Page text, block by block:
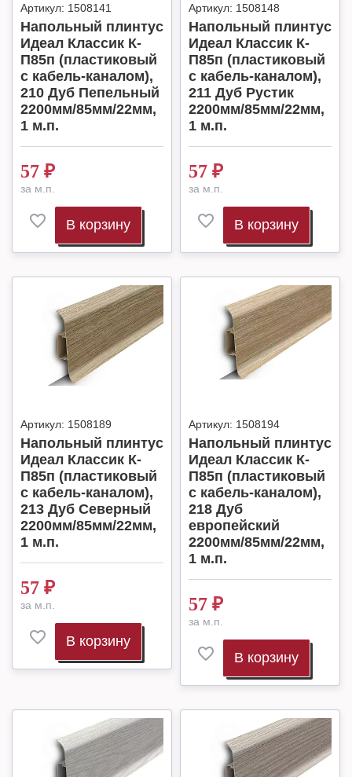
Артикул: 1508141
Напольный плинтус
Идеал Классик К-
П85п (пластиковый
с кабель-каналом),
210 Дуб Пепельный
2200мм/85мм/22мм,
1 м.п.
57 ₽
за м.п.
В корзину
Артикул: 1508148
Напольный плинтус
Идеал Классик К-
П85п (пластиковый
с кабель-каналом),
211 Дуб Рустик
2200мм/85мм/22мм,
1 м.п.
57 ₽
за м.п.
В корзину
Артикул: 1508189
Напольный плинтус
Идеал Классик К-
П85п (пластиковый
с кабель-каналом),
213 Дуб Северный
2200мм/85мм/22мм,
1 м.п.
57 ₽
за м.п.
В корзину
Артикул: 1508194
Напольный плинтус
Идеал Классик К-
П85п (пластиковый
с кабель-каналом),
218 Дуб
европейский
2200мм/85мм/22мм,
1 м.п.
57 ₽
за м.п.
В корзину